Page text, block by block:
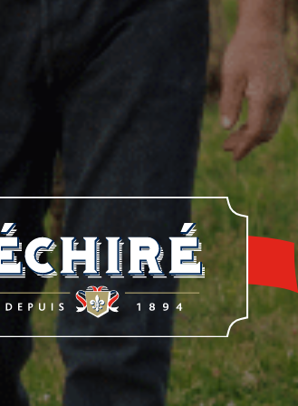
Notre savoir-faire Nos éleveurs
Laits